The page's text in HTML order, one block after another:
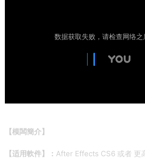
【模闆簡介】
【适用軟件】： After Effects CS6 或者 更